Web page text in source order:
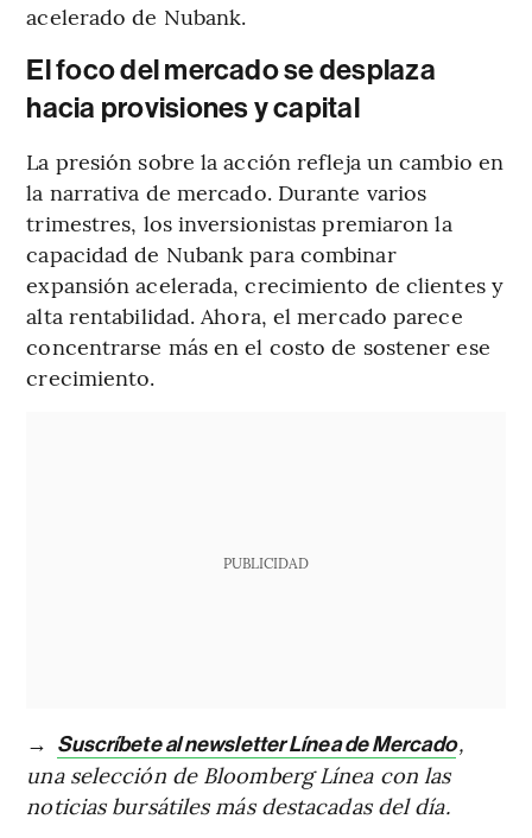
acelerado de Nubank.
El foco del mercado se desplaza
hacia provisiones y capital
La presión sobre la acción refleja un cambio en
la narrativa de mercado. Durante varios
trimestres, los inversionistas premiaron la
capacidad de Nubank para combinar
expansión acelerada, crecimiento de clientes y
alta rentabilidad. Ahora, el mercado parece
concentrarse más en el costo de sostener ese
crecimiento.
PUBLICIDAD
→ Suscríbete al newsletter Línea de Mercado,
una selección de Bloomberg Línea con las
noticias bursátiles más destacadas del día.